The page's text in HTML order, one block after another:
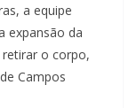
a equipe
expansão da
o corpo,
Campos